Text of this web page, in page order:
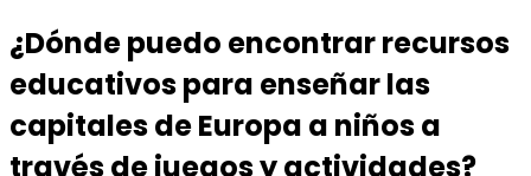
¿Dónde puedo encontrar recursos
educativos para enseñar las
capitales de Europa a niños a
través de juegos y actividades?